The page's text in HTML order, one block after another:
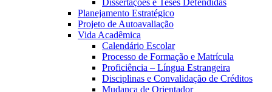
Dissertações e Teses Defendidas
Planejamento Estratégico
Projeto de Autoavaliação
Vida Acadêmica
Calendário Escolar
Processo de Formação e Matrícula
Proficiência – Língua Estrangeira
Disciplinas e Convalidação de Créditos
Mudança de Orientador